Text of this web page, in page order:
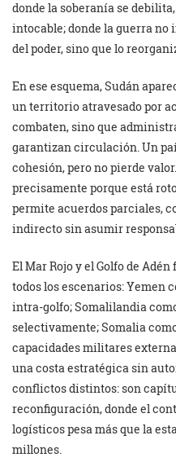
donde la soberanía se
intocable; donde la guerra
del poder, sino que lo
En ese esquema, Sudán
un territorio atravesado por
combaten, sino que
garantizan circulación. Un
cohesión, pero no pierde
precisamente porque está
permite acuerdos parciales,
indirecto sin asumir
El Mar Rojo y el Golfo de
todos los escenarios: Yemen
intra-golfo; Somalilandia
selectivamente; Somalia
capacidades militares
una costa estratégica sin
conflictos distintos: son
reconfiguración, donde el
logísticos pesa más que la
millones.